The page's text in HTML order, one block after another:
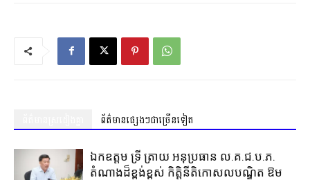
ព័ត៌មានផ្សេងៗជាច្រើនទៀត
ឯកឧត្តម ទ្រី ត្រាយ អនុប្រធាន ល.គ.ជ.ប.ភ.
តំណាងដ៏ខ្ពង់ខ្ពស់ កិត្តិនីតិកោសលបណ្ឌិត ឱម